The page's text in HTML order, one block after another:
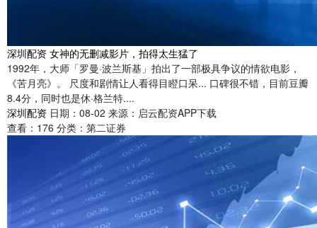
深圳配资 女神的无删减影片，拍得太生猛了
1992年，大师「罗曼·波兰斯基」拍出了一部极具争议的情欲电影，
《苦月亮》。 尺度和剧情让人看得目瞪口呆... 口碑很不错，目前豆瓣
8.4分，同时也是休·格兰特....
深圳配资 日期：08-02 来源：启云配资APP下载
查看： 176 分类： 第二证券